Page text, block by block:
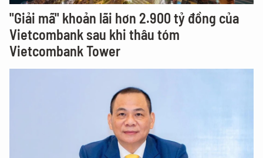
"Giải mã" khoản lãi hơn 2.900 tỷ đồng của
Vietcombank sau khi thâu tóm
Vietcombank Tower